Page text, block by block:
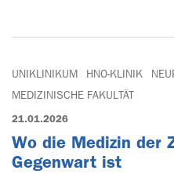
UNIKLINIKUM HNO-KLINIK
MEDIZINISCHE FAKULTÄT
21.01.2026
Wo die Medizin der
Gegenwart ist